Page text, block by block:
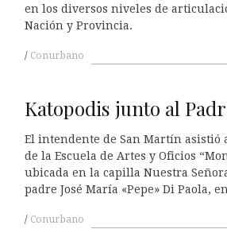
en los diversos niveles de
Nación y Provincia.
Conurbano
Katopodis junto al
El intendente de San Martín asistió
de la Escuela de Artes y Oficios
ubicada en la capilla Nuestra
padre José María «Pepe» Di Paola,
Conurbano